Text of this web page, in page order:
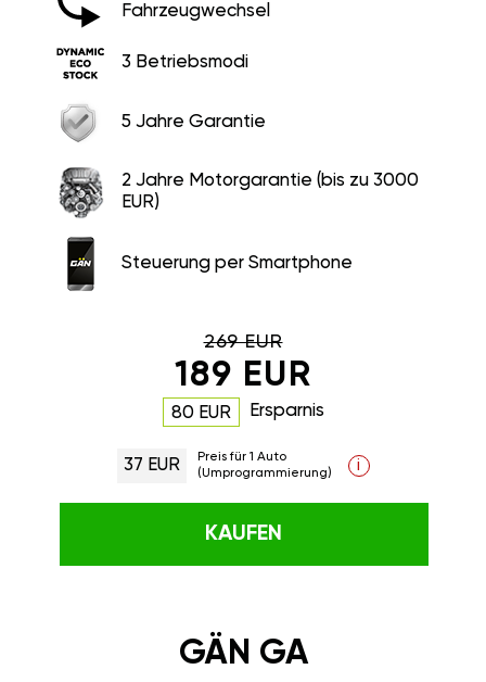
Fahrzeugwechsel
3 Betriebsmodi
5 Jahre Garantie
2 Jahre Motorgarantie (bis zu 3000
EUR)
Steuerung per Smartphone
269 EUR
189 EUR
80 EUR Ersparnis
37 EUR
Preis für 1 Auto
(Umprogrammierung)
i
KAUFEN
GÄN GA